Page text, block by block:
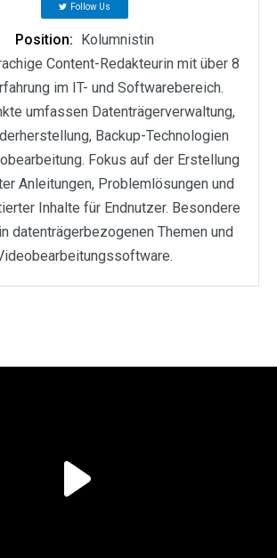
Follow Us
Position: Kolumnistin
Content-Redakteurin mit über 8
im IT- und Softwarebereich.
umfassen Datenträgerverwaltung,
Backup-Technologien
Fokus auf der Erstellung
Anleitungen, Problemlösungen und
Inhalte für Endnutzer. Besondere
datenträgerbezogenen Themen und